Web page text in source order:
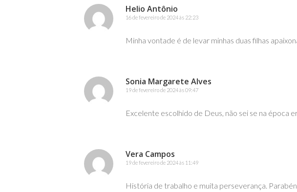
Helio Antônio
16 de fevereiro de 2024 às 22:23
Minha vontade é de levar minhas duas filhas
Sonia Margarete Alves
19 de fevereiro de 2024 às 09:47
Excelente escolhido de Deus, não sei se na época
Vera Campos
19 de fevereiro de 2024 às 11:49
História de trabalho e muita perseverança.